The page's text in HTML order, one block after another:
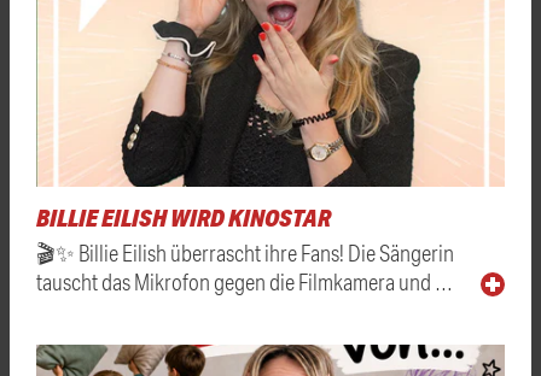
BILLIE EILISH WIRD KINOSTAR
🎬✨ Billie Eilish überrascht ihre Fans! Die Sängerin
tauscht das Mikrofon gegen die Filmkamera und …